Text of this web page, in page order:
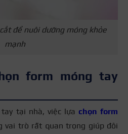
để nuôi dưỡng móng khỏe
mạnh
form móng tay
tại nhà, việc lựa chọn form
vai trò rất quan trọng giúp đôi